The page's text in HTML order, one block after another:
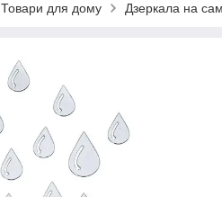
Товари для дому Дзеркала на